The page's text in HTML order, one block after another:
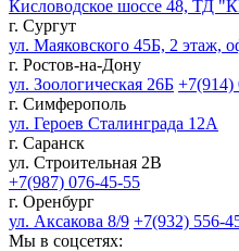
Кисловодское шоссе 48, ТД
г. Сургут
ул. Маяковского 45Б, 2 этаж,
г. Ростов-на-Дону
ул. Зоологическая 26Б +7(914)
г. Симферополь
ул. Героев Сталинграда 12А
г. Саранск
ул. Строительная 2В
+7(987) 076-45-55
г. Оренбург
ул. Аксакова 8/9 +7(932) 556-
Мы в соцсетях: